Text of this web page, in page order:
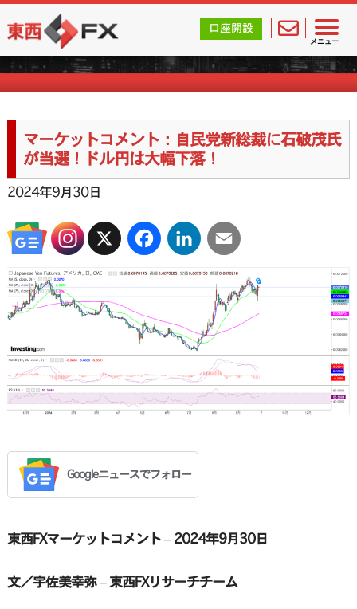
メニュー
東西FX｜海外FX会社（ブローカー）の無料口座開設サポ
口座開設
マーケットコメント一覧
マーケットコメント：自民党新総裁に石破茂氏
が当選！ドル円は大幅下落！
2024年9月30日
X FacebookLinkedInEmail
Googleニュースでフォロー
東西FXマーケットコメント – 2024年9月30日
文／宇佐美幸弥 – 東西FXリサーチチーム